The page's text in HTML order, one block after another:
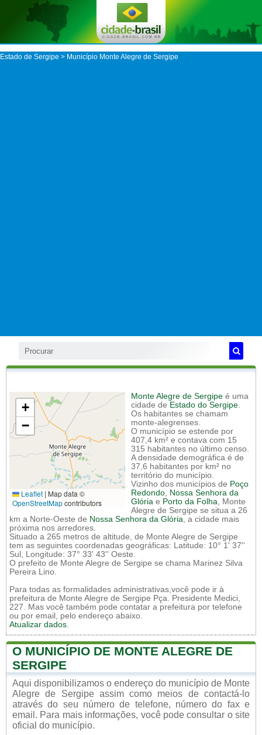
Estado de Sergipe > Município Monte Alegre de Sergipe
+
−
Leaflet | Map data ©
OpenStreetMapcontributors
Monte Alegre de Sergipe é uma
cidade de Estado do Sergipe.
Os habitantes se chamam
monte-alegrenses.
O município se estende por
407,4 km² e contava com 15
315 habitantes no último censo.
A densidade demográfica é de
37,6 habitantes por km² no
território do município.
Vizinho dos municípios de Poço
Redondo, Nossa Senhora da
Glória e Porto da Folha, Monte
Alegre de Sergipe se situa a 26
km a Norte-Oeste de Nossa Senhora da Glória, a cidade mais
próxima nos arredores.
Situado a 265 metros de altitude, de Monte Alegre de Sergipe
tem as seguintes coordenadas geográficas: Latitude: 10° 1' 37''
Sul, Longitude: 37° 33' 43'' Oeste.
O prefeito de Monte Alegre de Sergipe se chama Marinez Silva
Pereira Lino.
Para todas as formalidades administrativas,você pode ir à
prefeitura de Monte Alegre de Sergipe Pça. Presidente Medici,
227. Mas você também pode contatar a prefeitura por telefone
ou por email, pelo endereço abaixo.
Atualizar dados.
O MUNICÍPIO DE MONTE ALEGRE DE
SERGIPE
Aqui disponibilizamos o endereço do município de Monte
Alegre de Sergipe assim como meios de contactá-lo
através do seu número de telefone, número do fax e
email. Para mais informações, você pode consultar o site
oficial do município.